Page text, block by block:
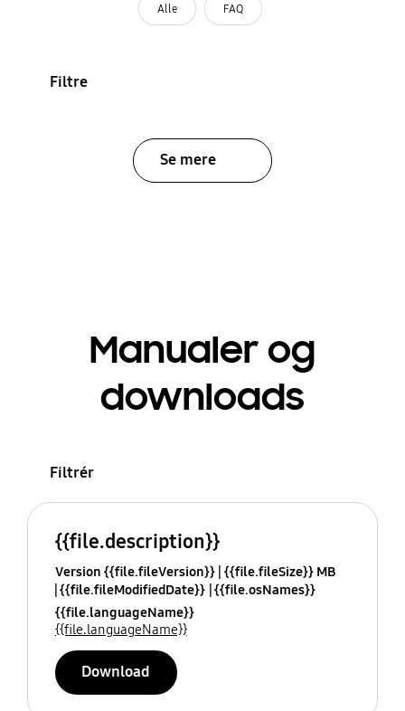
Alle FAQ
Filtre
Se mere
Manualer og
downloads
Filtrér
{{file.description}}
Version {{file.fileVersion}} {{file.fileSize}} MB
{{file.fileModifiedDate}} {{file.osNames}}
{{file.languageName}}
{{file.languageName}}
Download